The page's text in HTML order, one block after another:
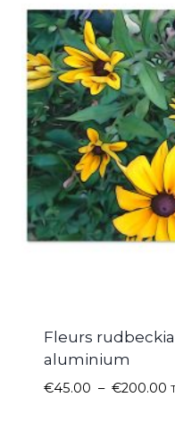
Fleurs
aluminium
€45.00 – €200.00